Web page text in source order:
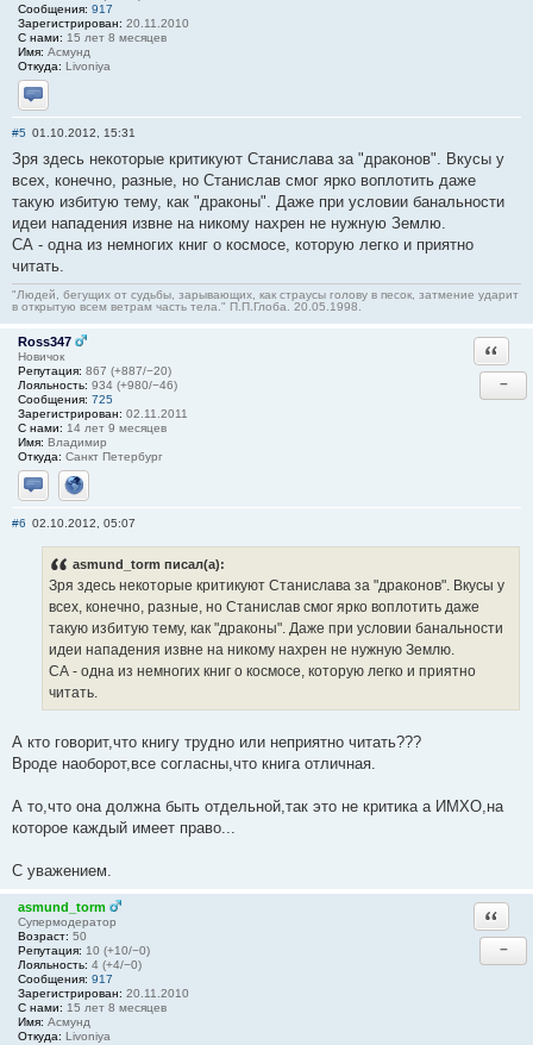
Сообщения: 917
Зарегистрирован: 20.11.2010
С нами: 15 лет 8 месяцев
Имя: Асмунд
Откуда: Livoniya
Отправить личное сообщение
#5 01.10.2012, 15:31
Зря здесь некоторые критикуют Станислава за "драконов". Вкусы у
всех, конечно, разные, но Станислав смог ярко воплотить даже
такую избитую тему, как "драконы". Даже при условии банальности
идеи нападения извне на никому нахрен не нужную Землю.
СА - одна из немногих книг о космосе, которую легко и приятно
читать.
"Людей, бегущих от судьбы, зарывающих, как страусы голову в песок, затмение ударит
в открытую всем ветрам часть тела." П.П.Глоба. 20.05.1998.
Ross347
Новичок
Репутация: 867 (+887/−20)
Лояльность: 934 (+980/−46)
Сообщения: 725
Зарегистрирован: 02.11.2011
С нами: 14 лет 9 месяцев
Имя: Владимир
Откуда: Санкт Петербург
Отправить личное сообщение
Сайт
−
#6 02.10.2012, 05:07
asmund_torm писал(а):
Зря здесь некоторые критикуют Станислава за "драконов". Вкусы у
всех, конечно, разные, но Станислав смог ярко воплотить даже
такую избитую тему, как "драконы". Даже при условии банальности
идеи нападения извне на никому нахрен не нужную Землю.
СА - одна из немногих книг о космосе, которую легко и приятно
читать.
А кто говорит,что книгу трудно или неприятно читать???
Вроде наоборот,все согласны,что книга отличная.
А то,что она должна быть отдельной,так это не критика а ИМХО,на
которое каждый имеет право...
С уважением.
asmund_torm
Супермодератор
Возраст: 50
Репутация: 10 (+10/−0)
Лояльность: 4 (+4/−0)
Сообщения: 917
Зарегистрирован: 20.11.2010
С нами: 15 лет 8 месяцев
Имя: Асмунд
Откуда: Livoniya
−